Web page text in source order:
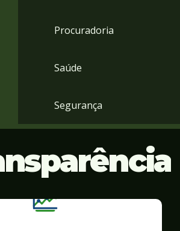
Procuradoria
Saúde
Segurança